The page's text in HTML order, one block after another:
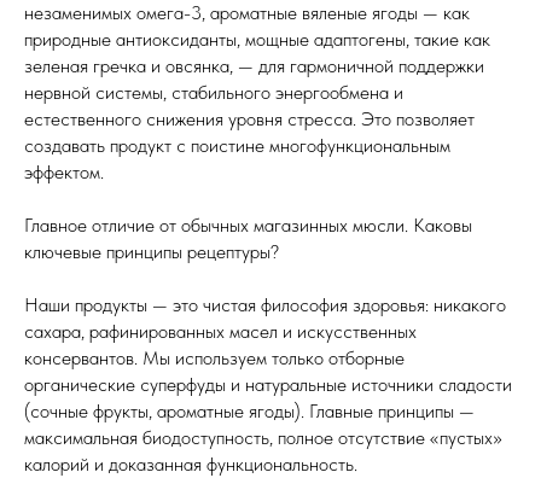
незаменимых омега-3, ароматные вяленые ягоды — как
природные антиоксиданты, мощные адаптогены, такие как
зеленая гречка и овсянка, — для гармоничной поддержки
нервной системы, стабильного энергообмена и
естественного снижения уровня стресса. Это позволяет
создавать продукт с поистине многофункциональным
эффектом.
Главное отличие от обычных магазинных мюсли. Каковы
ключевые принципы рецептуры?
Наши продукты — это чистая философия здоровья: никакого
сахара, рафинированных масел и искусственных
консервантов. Мы используем только отборные
органические суперфуды и натуральные источники сладости
(сочные фрукты, ароматные ягоды). Главные принципы —
максимальная биодоступность, полное отсутствие «пустых»
калорий и доказанная функциональность.